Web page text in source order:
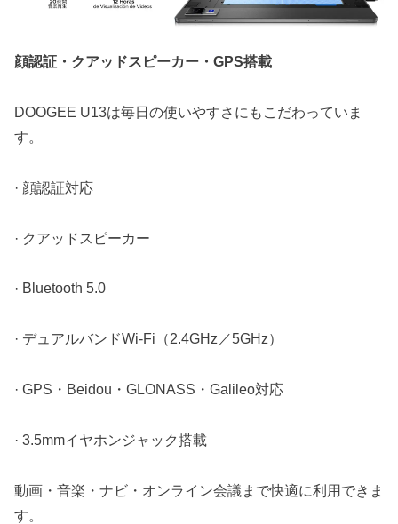
顔認証・クアッドスピーカー・GPS搭載
DOOGEE U13は毎日の使いやすさにもこだわっていま
す。
· 顔認証対応
· クアッドスピーカー
· Bluetooth 5.0
· デュアルバンドWi-Fi（2.4GHz／5GHz）
· GPS・Beidou・GLONASS・Galileo対応
· 3.5mmイヤホンジャック搭載
動画・音楽・ナビ・オンライン会議まで快適に利用できま
す。